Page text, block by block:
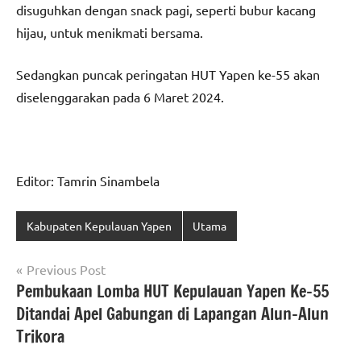
disuguhkan dengan snack pagi, seperti bubur kacang
hijau, untuk menikmati bersama.
Sedangkan puncak peringatan HUT Yapen ke-55 akan
diselenggarakan pada 6 Maret 2024.
Editor: Tamrin Sinambela
Kabupaten Kepulauan Yapen Utama
Navigasi
pos
Previous Post
Pembukaan Lomba HUT Kepulauan Yapen Ke-55
Ditandai Apel Gabungan di Lapangan Alun-Alun
Trikora